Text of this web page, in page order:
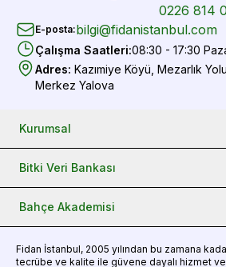
0226 814
E-posta:bilgi@fidanistanbul.com
Çalışma Saatleri:08:30 - 17:30
Adres: Kazımiye Köyü, Mezarlık
Merkez Yalova
Kurumsal
Bitki Veri Bankası
Bahçe Akademisi
Fidan İstanbul, 2005 yılından bu zamana
tecrübe ve kalite ile güvene dayalı hizmet